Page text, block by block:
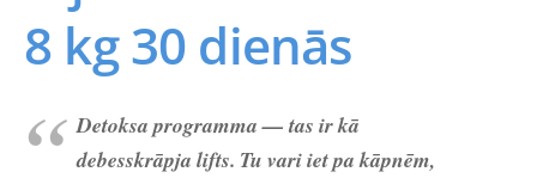
8 kg 30 dienās
Detoksa programma — tas ir kā
debesskrāpja lifts. Tu vari iet pa kāpnēm,